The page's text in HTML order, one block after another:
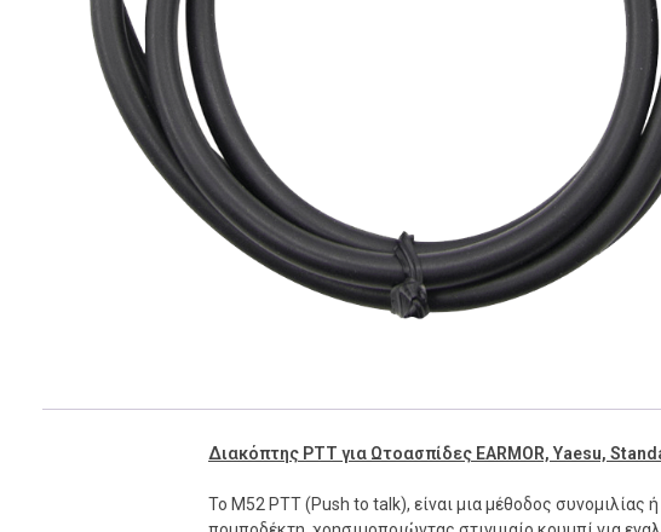
Διακόπτης PTT για Ωτοασπίδες EARMOR, Yaesu,
Το M52 PTT (Push to talk), είναι μια μέθοδος